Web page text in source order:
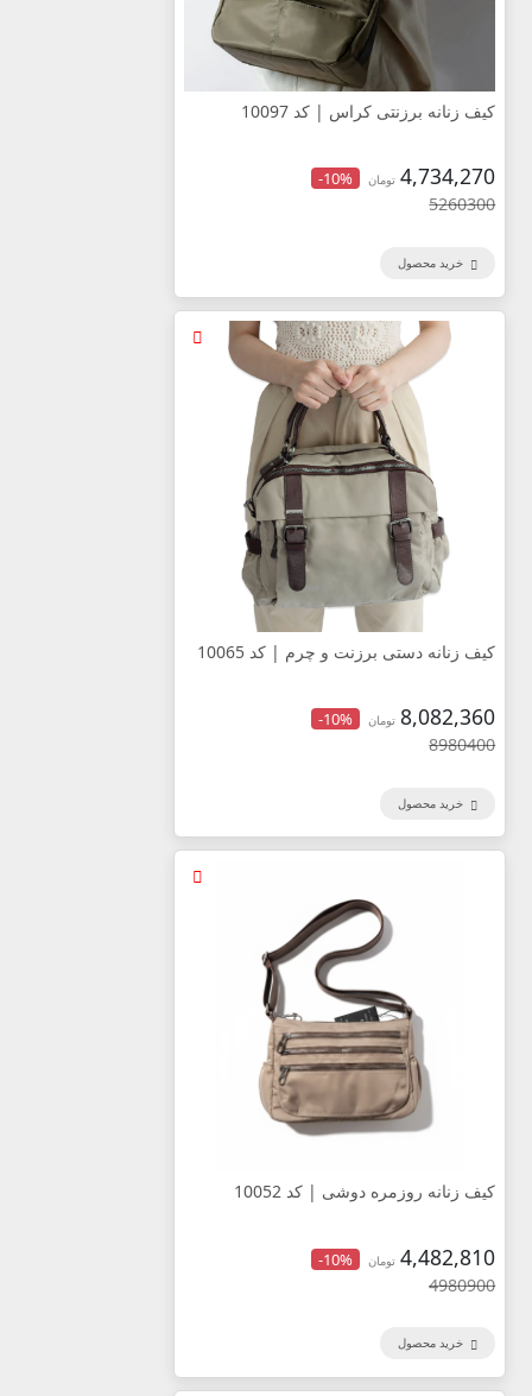
کیف زنانه برزنتی کراس | کد 10097
4,734,270 تومان -10%
5260300
خرید محصول
کیف زنانه دستی برزنت و چرم | کد 10065
8,082,360 تومان -10%
8980400
خرید محصول
کیف زنانه روزمره دوشی | کد 10052
4,482,810 تومان -10%
4980900
خرید محصول